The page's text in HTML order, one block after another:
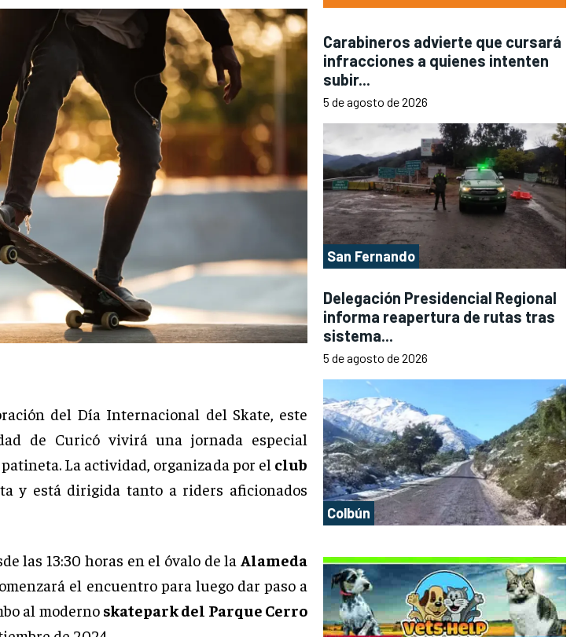
del Día Internacional del Skate, este
de Curicó vivirá una jornada especial
La actividad, organizada por el club
y está dirigida tanto a riders aficionados
las 13:30 horas en el óvalo de la Alameda
el encuentro para luego dar paso a
al moderno skatepark del Parque Cerro
Carabineros advierte que cursará
infracciones a quienes intenten
subir...
5 de agosto de 2026
San Fernando
Delegación Presidencial Regional
informa reapertura de rutas tras
sistema...
5 de agosto de 2026
Colbún